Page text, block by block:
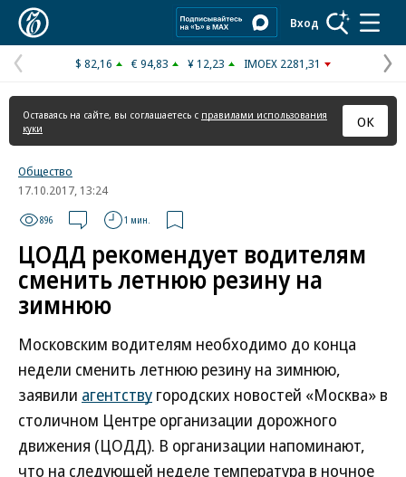
Вход
Предыдущая
страница
$ 82,16 € 94,83 ¥ 12,23 IMOEX 2281,31
Оставаясь на сайте, вы соглашаетесь с правилами использования
куки
ОК
Общество
17.10.2017, 13:24
896 1 мин.
ЦОДД рекомендует водителям
сменить летнюю резину на
зимнюю
Московским водителям необходимо до конца
недели сменить летнюю резину на зимнюю,
заявили агентству городских новостей «Москва» в
столичном Центре организации дорожного
движения (ЦОДД). В организации напоминают,
что на следующей неделе температура в ночное